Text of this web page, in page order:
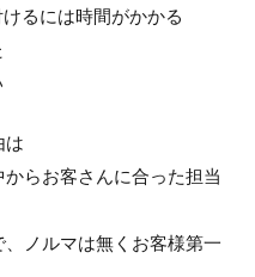
るには時間がかかる
は
からお客さんに合った担当
、ノルマは無くお客様第一